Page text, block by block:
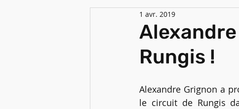
Alexandre
Rungis !
1 avr. 2019
Alexandre Grignon a
le circuit de Rungis